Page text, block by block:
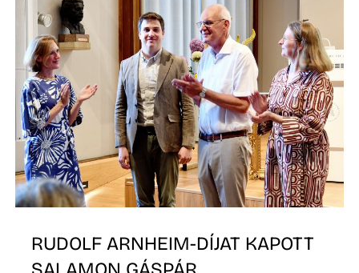
RUDOLF ARNHEIM-DÍJAT KAPOTT